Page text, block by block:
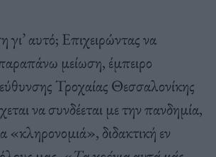
γι’ αυτό; Επιχειρώντας να
μείωση, έμπειρο
Τροχαίας Θεσσαλονίκης
να συνδέεται με την πανδημία,
«κληρονομιά», διδακτική εν